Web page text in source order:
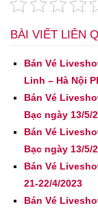
BÀI VIẾT LIÊN
Bán Vé
Linh – Hà Nội
Bán Vé
Bạc ngày 13/5/
Bán Vé
Bạc ngày 13/5/
Bán Vé
21-22/4/2023
Bán Vé